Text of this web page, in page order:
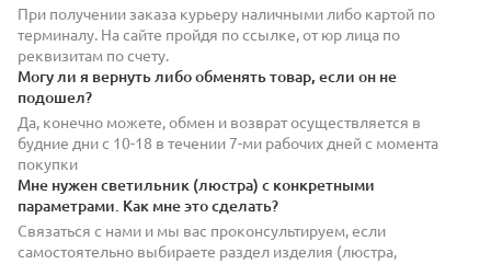
При получении заказа курьеру наличными либо картой по
терминалу. На сайте пройдя по ссылке, от юр лица по
реквизитам по счету.
Могу ли я вернуть либо обменять товар, если он не
подошел?
Да, конечно можете, обмен и возврат осуществляется в
будние дни с 10-18 в течении 7-ми рабочих дней с момента
покупки
Мне нужен светильник (люстра) с конкретными
параметрами. Как мне это сделать?
Связаться с нами и мы вас проконсультируем, если
самостоятельно выбираете раздел изделия (люстра,